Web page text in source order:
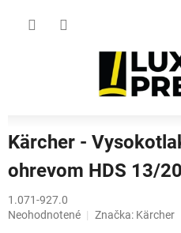
Kärcher -
ohrevom HDS 13/
1.071-927.0
Priemerné
Neohodnotené Značka: Kärcher